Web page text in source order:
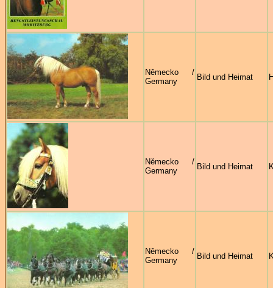
Německo /
Germany
Bild und Heimat
Německo /
Germany
Bild und Heimat
Německo /
Germany
Bild und Heimat